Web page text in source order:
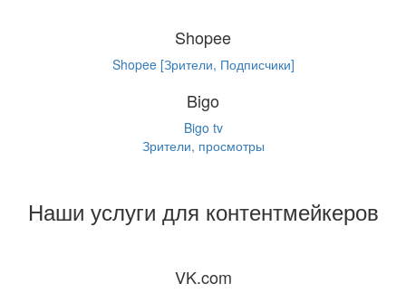
Shopee
Shopee [Зрители, Подписчики]
Bigo
Bigo tv
Зрители, просмотры
Наши услуги для контентмейкеров
VK.com